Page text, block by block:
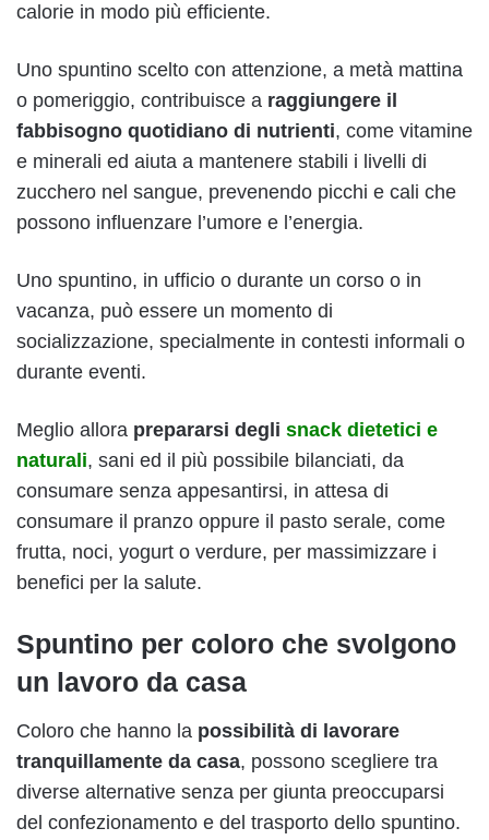
calorie in modo più efficiente.
Uno spuntino scelto con attenzione, a metà mattina
o pomeriggio, contribuisce a raggiungere il
fabbisogno quotidiano di nutrienti, come vitamine
e minerali ed aiuta a mantenere stabili i livelli di
zucchero nel sangue, prevenendo picchi e cali che
possono influenzare l’umore e l’energia.
Uno spuntino, in ufficio o durante un corso o in
vacanza, può essere un momento di
socializzazione, specialmente in contesti informali o
durante eventi.
Meglio allora prepararsi degli snack dietetici e
naturali, sani ed il più possibile bilanciati, da
consumare senza appesantirsi, in attesa di
consumare il pranzo oppure il pasto serale, come
frutta, noci, yogurt o verdure, per massimizzare i
benefici per la salute.
Spuntino per coloro che svolgono
un lavoro da casa
Coloro che hanno la possibilità di lavorare
tranquillamente da casa, possono scegliere tra
diverse alternative senza per giunta preoccuparsi
del confezionamento e del trasporto dello spuntino.